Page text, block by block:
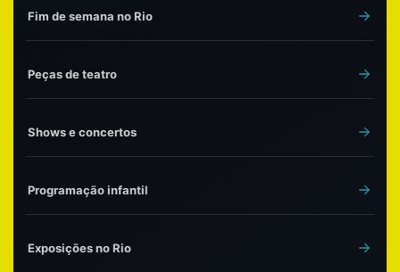
Fim de semana no Rio
Peças de teatro
Shows e concertos
Programação infantil
Exposições no Rio